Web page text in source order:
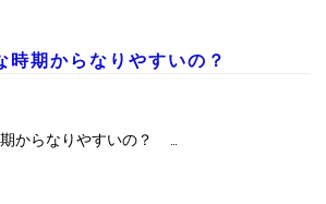
時期からなりやすいの？
からなりやすいの？ …